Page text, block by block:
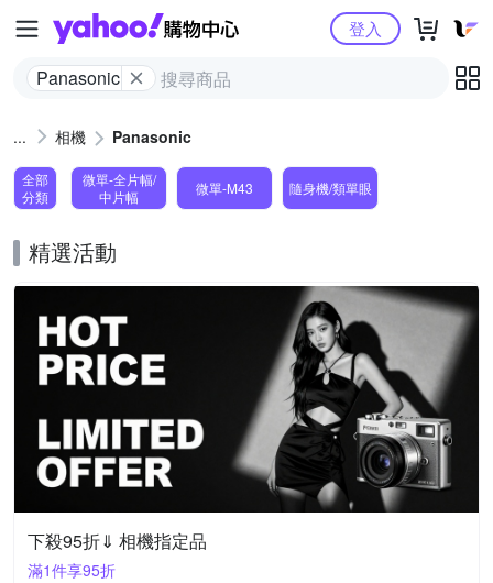
Yahoo購物中心
Panasonic
登入
相機 Panasonic
全部
分類
微單-全片幅/
中片幅
微單-M43 隨身機/類單眼
精選活動
下殺95折⇓ 相機指定品
滿1件享95折